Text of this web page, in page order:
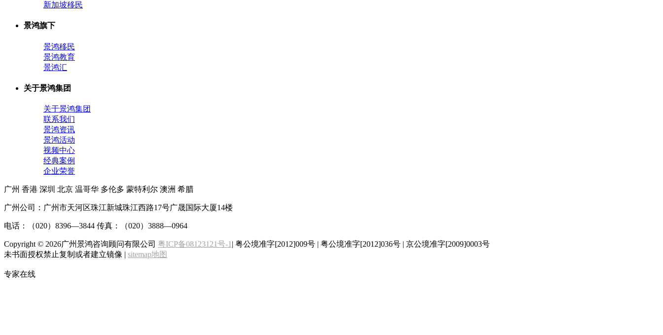
新加坡移民
景鸿旗下
景鸿移民
景鸿教育
景鸿汇
关于景鸿集团
关于景鸿集团
联系我们
景鸿资讯
景鸿活动
视频中心
经典案例
企业荣誉
广州 香港 深圳 北京 温哥华 多伦多 蒙特利尔 澳洲 希腊
广州公司：广州市天河区珠江新城珠江西路17号广晟国际大厦14楼
电话：（020）8396—3844 传真：（020）3888—0964
Copyright © 2026广州景鸿咨询顾问有限公司 粤ICP备08123121号-1 | 粤公境准字[2012]009号 | 粤公境准字[2012]036号 | 京公境准字[2009]0003号
未书面授权禁止复制或者建立镜像 | sitemap地图
专家在线